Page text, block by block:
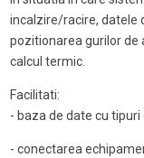
incalzire/racire, datele
pozitionarea gurilor de
calcul termic.
Facilitati:
- baza de date cu tipuri
- conectarea